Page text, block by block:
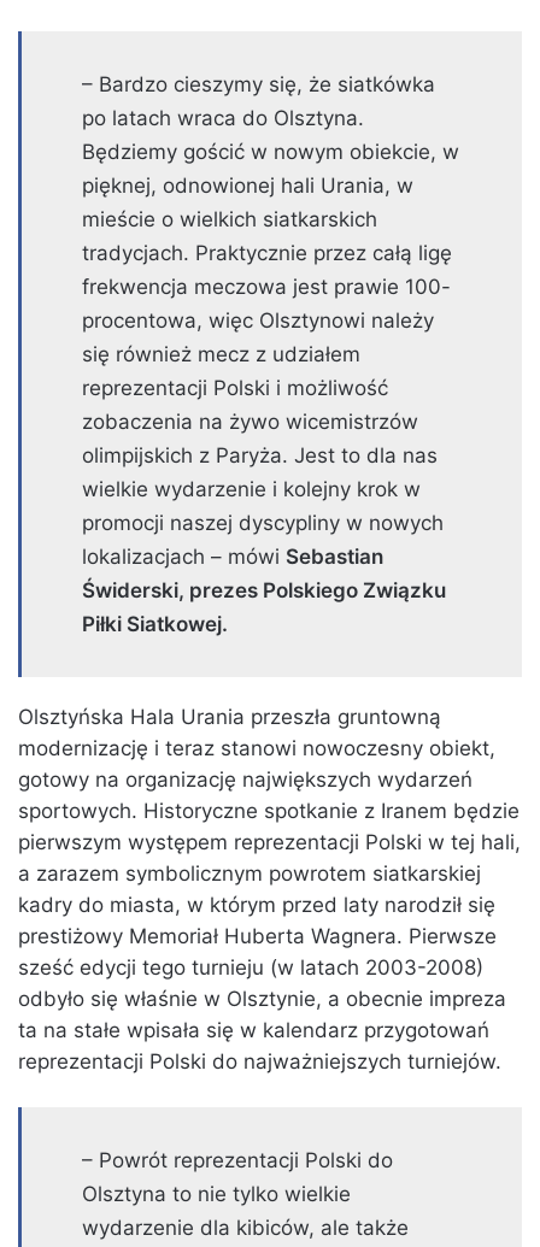
– Bardzo cieszymy się, że siatkówka
po latach wraca do Olsztyna.
Będziemy gościć w nowym obiekcie, w
pięknej, odnowionej hali Urania, w
mieście o wielkich siatkarskich
tradycjach. Praktycznie przez całą ligę
frekwencja meczowa jest prawie 100-
procentowa, więc Olsztynowi należy
się również mecz z udziałem
reprezentacji Polski i możliwość
zobaczenia na żywo wicemistrzów
olimpijskich z Paryża. Jest to dla nas
wielkie wydarzenie i kolejny krok w
promocji naszej dyscypliny w nowych
lokalizacjach – mówi Sebastian
Świderski, prezes Polskiego Związku
Piłki Siatkowej.
Olsztyńska Hala Urania przeszła gruntowną
modernizację i teraz stanowi nowoczesny obiekt,
gotowy na organizację największych wydarzeń
sportowych. Historyczne spotkanie z Iranem będzie
pierwszym występem reprezentacji Polski w tej hali,
a zarazem symbolicznym powrotem siatkarskiej
kadry do miasta, w którym przed laty narodził się
prestiżowy Memoriał Huberta Wagnera. Pierwsze
sześć edycji tego turnieju (w latach 2003-2008)
odbyło się właśnie w Olsztynie, a obecnie impreza
ta na stałe wpisała się w kalendarz przygotowań
reprezentacji Polski do najważniejszych turniejów.
– Powrót reprezentacji Polski do
Olsztyna to nie tylko wielkie
wydarzenie dla kibiców, ale także